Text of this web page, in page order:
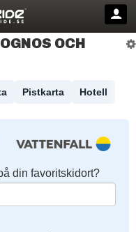
OCH
Pistkarta Hotell
din favoritskidort?